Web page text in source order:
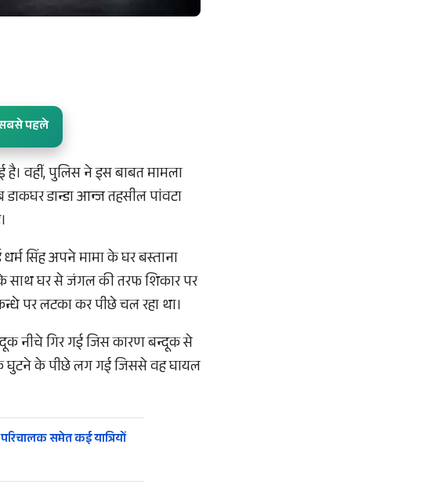
सबसे पहले
है। वहीं, पुलिस ने इस बाबत मामला
डाकघर डान्डा आन्ज तहसील पांवटा
सिंह अपने मामा के घर बस्ताना
साथ घर से जंगल की तरफ शिकार पर
पर लटका कर पीछे चल रहा था।
नीचे गिर गई जिस कारण बन्दूक से
घुटने के पीछे लग गई जिससे वह घायल
समेत कई यात्रियों